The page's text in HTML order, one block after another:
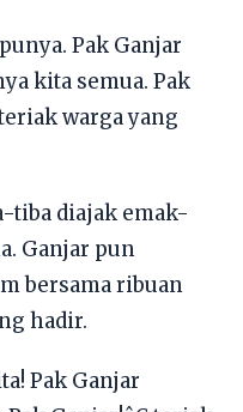
Pak Ganjar
kita semua. Pak
warga yang
tiba diajak emak-
Ganjar pun
bersama ribuan
hadir.
Pak Ganjar